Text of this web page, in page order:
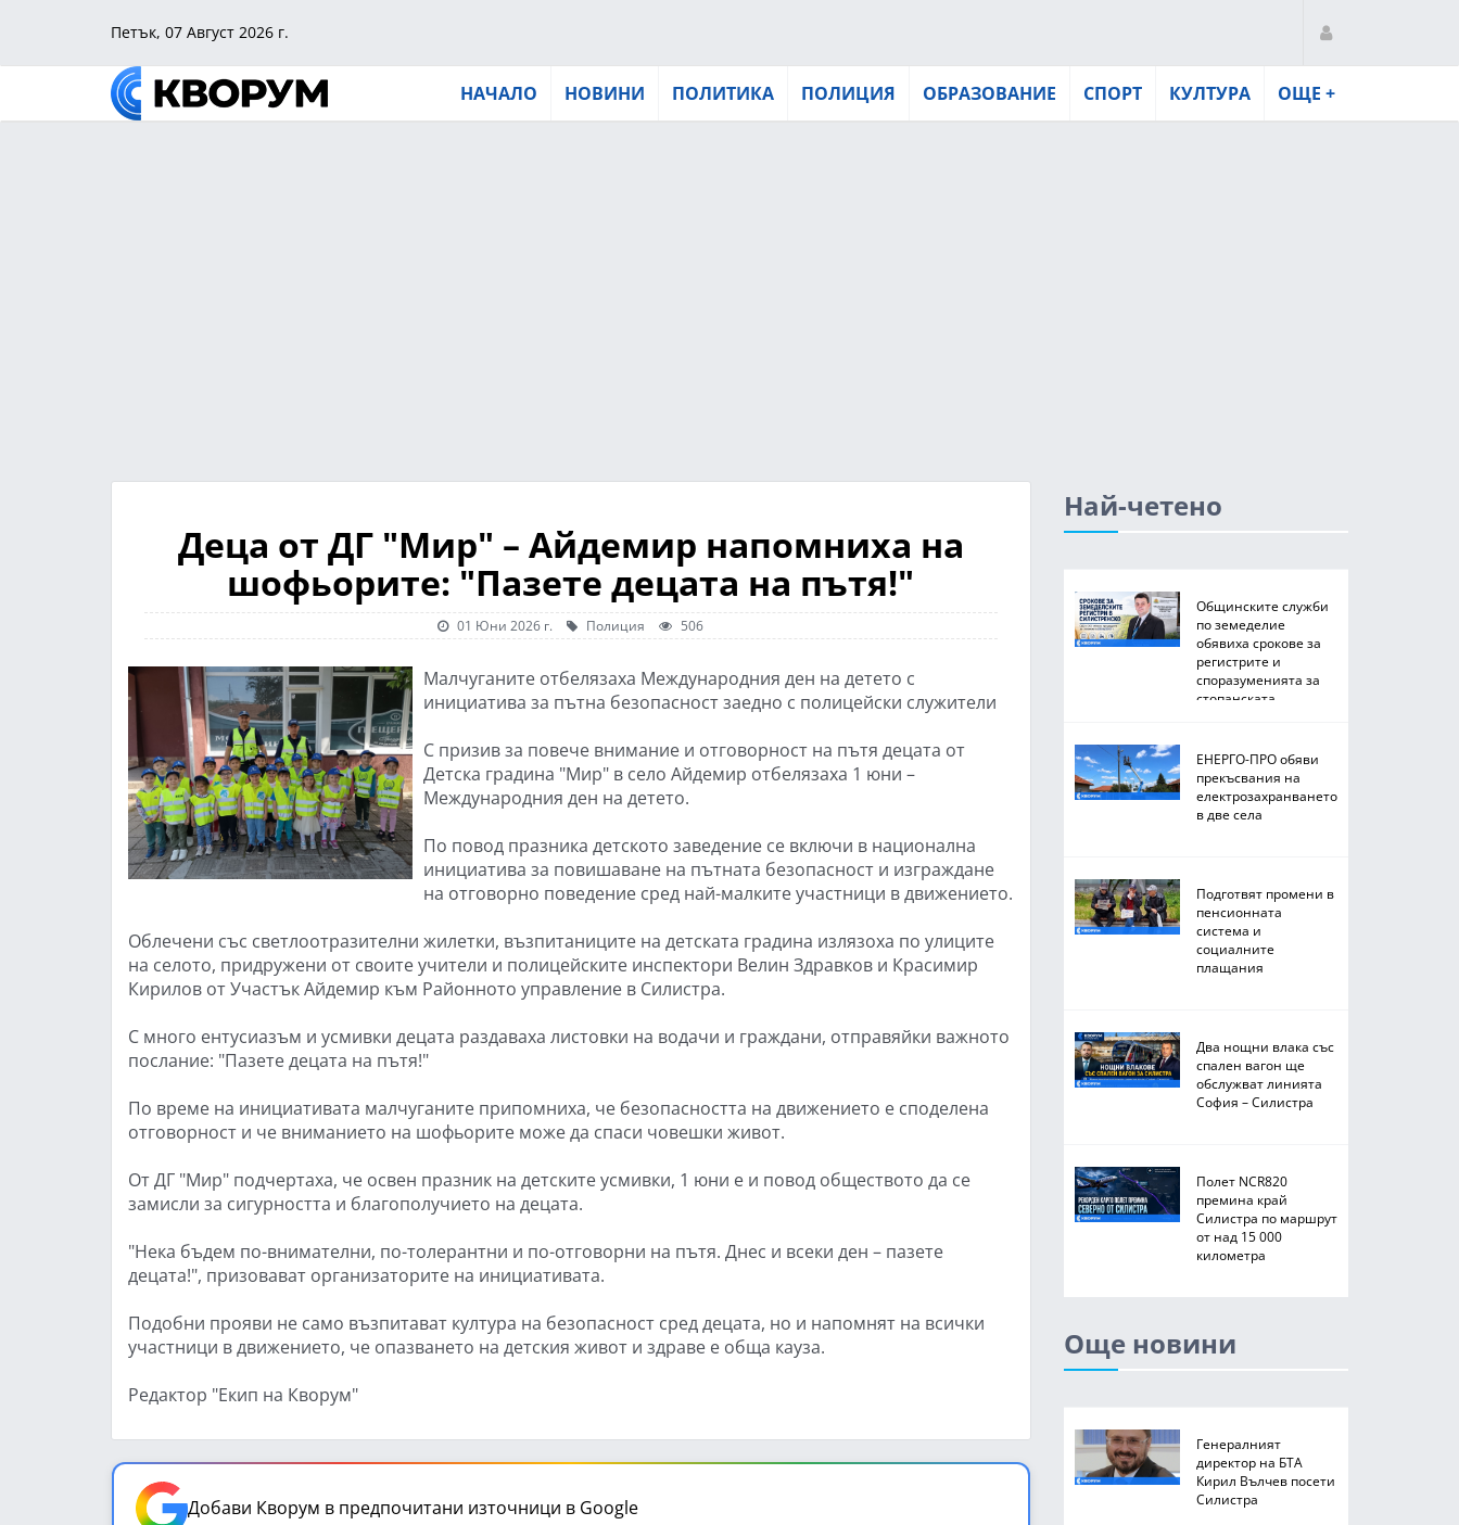
Петък, 07 Август 2026 г.
НАЧАЛО НОВИНИ ПОЛИТИКА ПОЛИЦИЯ ОБРАЗОВАНИЕ СПОРТ КУЛТУРА ОЩЕ +
Деца от ДГ "Мир" – Айдемир напомниха на
шофьорите: "Пазете децата на пътя!"
01 Юни 2026 г. Полиция 506
Малчуганите отбелязаха Международния ден на детето с
инициатива за пътна безопасност заедно с полицейски служители
С призив за повече внимание и отговорност на пътя децата от
Детска градина "Мир" в село Айдемир отбелязаха 1 юни –
Международния ден на детето.
По повод празника детското заведение се включи в национална
инициатива за повишаване на пътната безопасност и изграждане
на отговорно поведение сред най-малките участници в движението.
Облечени със светлоотразителни жилетки, възпитаниците на детската градина излязоха по улиците
на селото, придружени от своите учители и полицейските инспектори Велин Здравков и Красимир
Кирилов от Участък Айдемир към Районното управление в Силистра.
С много ентусиазъм и усмивки децата раздаваха листовки на водачи и граждани, отправяйки важното
послание: "Пазете децата на пътя!"
По време на инициативата малчуганите припомниха, че безопасността на движението е споделена
отговорност и че вниманието на шофьорите може да спаси човешки живот.
От ДГ "Мир" подчертаха, че освен празник на детските усмивки, 1 юни е и повод обществото да се
замисли за сигурността и благополучието на децата.
"Нека бъдем по-внимателни, по-толерантни и по-отговорни на пътя. Днес и всеки ден – пазете
децата!", призовават организаторите на инициативата.
Подобни прояви не само възпитават култура на безопасност сред децата, но и напомнят на всички
участници в движението, че опазването на детския живот и здраве е обща кауза.
Редактор "Екип на Кворум"
Добави Кворум в предпочитани източници в Google
Най-четено
Общинските служби
по земеделие
обявиха срокове за
регистрите и
споразуменията за
стопанската
ЕНЕРГО-ПРО обяви
прекъсвания на
електрозахранването
в две села
Подготвят промени в
пенсионната
система и
социалните
плащания
Два нощни влака със
спален вагон ще
обслужват линията
София – Силистра
Полет NCR820
премина край
Силистра по маршрут
от над 15 000
километра
Още новини
Генералният
директор на БТА
Кирил Вълчев посети
Силистра